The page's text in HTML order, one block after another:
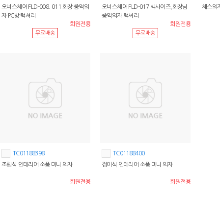
오너스체어 FLD-008. 011 회장 중역의
자 PC방 럭셔리
회원전용
무료배송
오너스체어 FLD-017 빅사이즈,회장님
중역의자 럭셔리
회원전용
무료배송
체스의
TC01188398
조립식 인테리어 소품 미니 의자
회원전용
TC01188400
접이식 인테리어 소품 미니 의자
회원전용